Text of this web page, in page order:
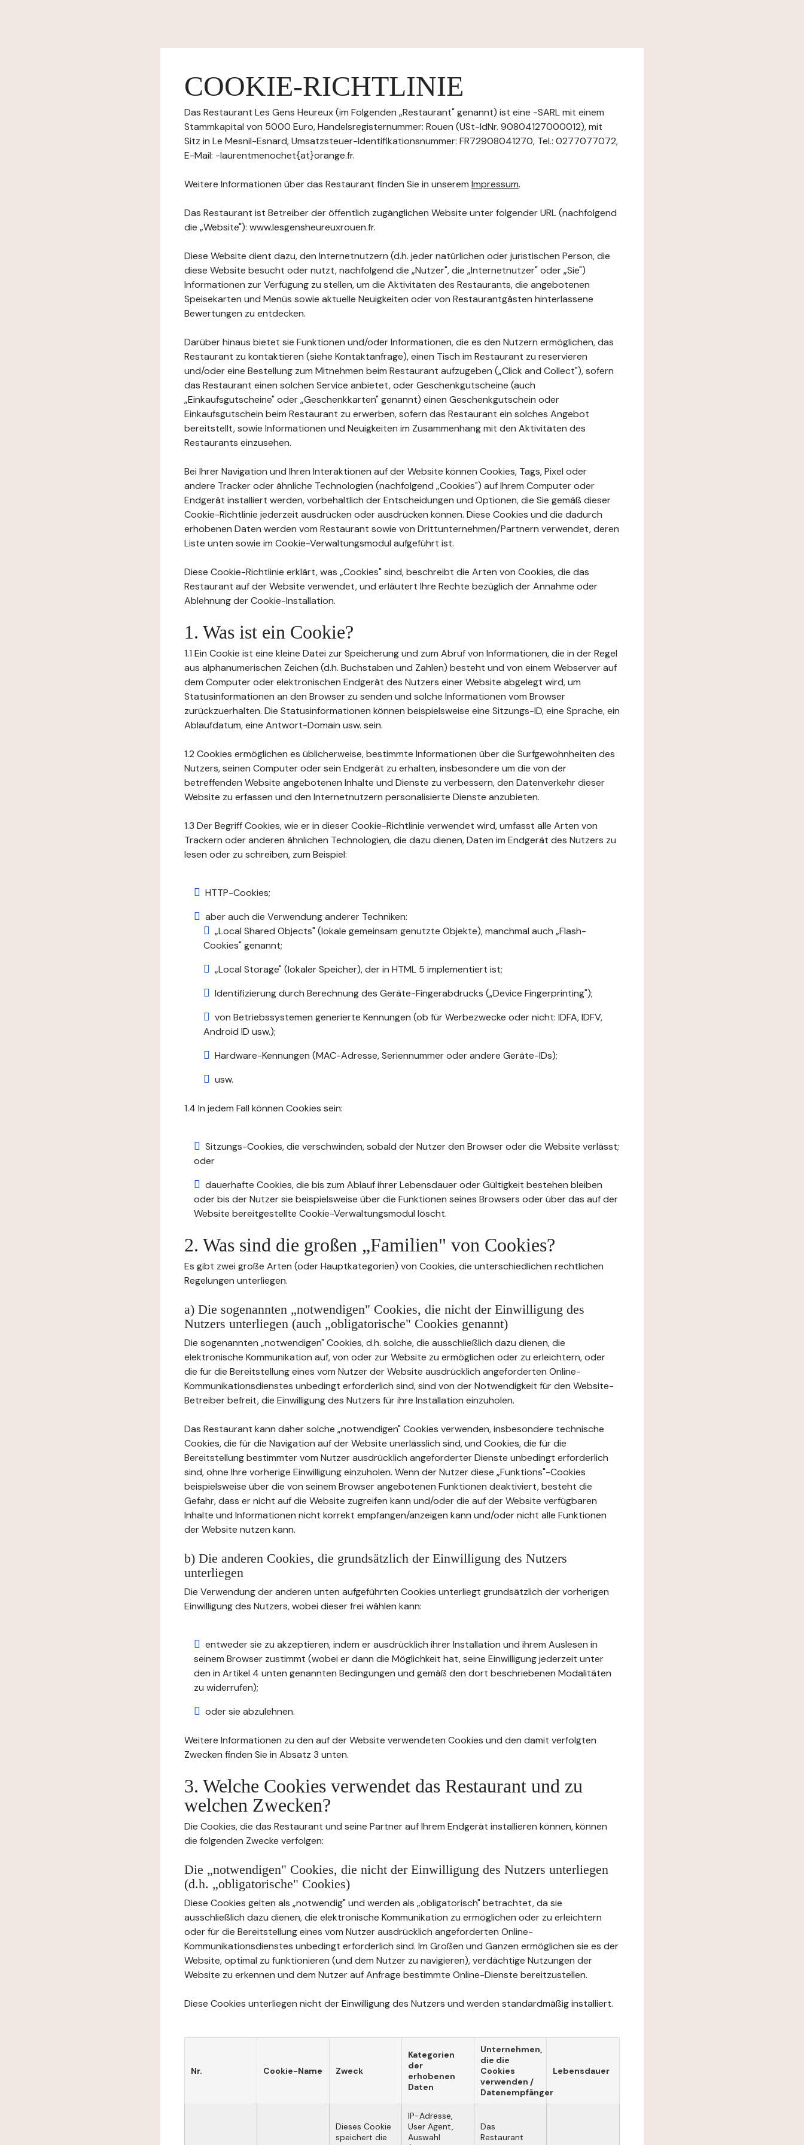
COOKIE-RICHTLINIE
Das Restaurant Les Gens Heureux (im Folgenden „Restaurant" genannt) ist eine -SARL mit einem
Stammkapital von 5000 Euro, Handelsregisternummer: Rouen (USt-IdNr. 90804127000012), mit
Sitz in Le Mesnil-Esnard, Umsatzsteuer-Identifikationsnummer: FR72908041270, Tel.: 0277077072,
E-Mail: -laurentmenochet{at}orange.fr.
Weitere Informationen über das Restaurant finden Sie in unserem Impressum.
Das Restaurant ist Betreiber der öffentlich zugänglichen Website unter folgender URL (nachfolgend
die „Website"): www.lesgensheureuxrouen.fr.
Diese Website dient dazu, den Internetnutzern (d.h. jeder natürlichen oder juristischen Person, die
diese Website besucht oder nutzt, nachfolgend die „Nutzer", die „Internetnutzer" oder „Sie")
Informationen zur Verfügung zu stellen, um die Aktivitäten des Restaurants, die angebotenen
Speisekarten und Menüs sowie aktuelle Neuigkeiten oder von Restaurantgästen hinterlassene
Bewertungen zu entdecken.
Darüber hinaus bietet sie Funktionen und/oder Informationen, die es den Nutzern ermöglichen, das
Restaurant zu kontaktieren (siehe Kontaktanfrage), einen Tisch im Restaurant zu reservieren
und/oder eine Bestellung zum Mitnehmen beim Restaurant aufzugeben („Click and Collect"), sofern
das Restaurant einen solchen Service anbietet, oder Geschenkgutscheine (auch
„Einkaufsgutscheine" oder „Geschenkkarten" genannt) einen Geschenkgutschein oder
Einkaufsgutschein beim Restaurant zu erwerben, sofern das Restaurant ein solches Angebot
bereitstellt, sowie Informationen und Neuigkeiten im Zusammenhang mit den Aktivitäten des
Restaurants einzusehen.
Bei Ihrer Navigation und Ihren Interaktionen auf der Website können Cookies, Tags, Pixel oder
andere Tracker oder ähnliche Technologien (nachfolgend „Cookies") auf Ihrem Computer oder
Endgerät installiert werden, vorbehaltlich der Entscheidungen und Optionen, die Sie gemäß dieser
Cookie-Richtlinie jederzeit ausdrücken oder ausdrücken können. Diese Cookies und die dadurch
erhobenen Daten werden vom Restaurant sowie von Drittunternehmen/Partnern verwendet, deren
Liste unten sowie im Cookie-Verwaltungsmodul aufgeführt ist.
Diese Cookie-Richtlinie erklärt, was „Cookies" sind, beschreibt die Arten von Cookies, die das
Restaurant auf der Website verwendet, und erläutert Ihre Rechte bezüglich der Annahme oder
Ablehnung der Cookie-Installation.
1. Was ist ein Cookie?
1.1 Ein Cookie ist eine kleine Datei zur Speicherung und zum Abruf von Informationen, die in der Regel
aus alphanumerischen Zeichen (d.h. Buchstaben und Zahlen) besteht und von einem Webserver auf
dem Computer oder elektronischen Endgerät des Nutzers einer Website abgelegt wird, um
Statusinformationen an den Browser zu senden und solche Informationen vom Browser
zurückzuerhalten. Die Statusinformationen können beispielsweise eine Sitzungs-ID, eine Sprache, ein
Ablaufdatum, eine Antwort-Domain usw. sein.
1.2 Cookies ermöglichen es üblicherweise, bestimmte Informationen über die Surfgewohnheiten des
Nutzers, seinen Computer oder sein Endgerät zu erhalten, insbesondere um die von der
betreffenden Website angebotenen Inhalte und Dienste zu verbessern, den Datenverkehr dieser
Website zu erfassen und den Internetnutzern personalisierte Dienste anzubieten.
1.3 Der Begriff Cookies, wie er in dieser Cookie-Richtlinie verwendet wird, umfasst alle Arten von
Trackern oder anderen ähnlichen Technologien, die dazu dienen, Daten im Endgerät des Nutzers zu
lesen oder zu schreiben, zum Beispiel:
HTTP-Cookies;
aber auch die Verwendung anderer Techniken:
„Local Shared Objects" (lokale gemeinsam genutzte Objekte), manchmal auch „Flash-
Cookies" genannt;
„Local Storage" (lokaler Speicher), der in HTML 5 implementiert ist;
Identifizierung durch Berechnung des Geräte-Fingerabdrucks („Device Fingerprinting");
von Betriebssystemen generierte Kennungen (ob für Werbezwecke oder nicht: IDFA, IDFV,
Android ID usw.);
Hardware-Kennungen (MAC-Adresse, Seriennummer oder andere Geräte-IDs);
usw.
1.4 In jedem Fall können Cookies sein:
Sitzungs-Cookies, die verschwinden, sobald der Nutzer den Browser oder die Website verlässt;
oder
dauerhafte Cookies, die bis zum Ablauf ihrer Lebensdauer oder Gültigkeit bestehen bleiben
oder bis der Nutzer sie beispielsweise über die Funktionen seines Browsers oder über das auf der
Website bereitgestellte Cookie-Verwaltungsmodul löscht.
2. Was sind die großen „Familien" von Cookies?
Es gibt zwei große Arten (oder Hauptkategorien) von Cookies, die unterschiedlichen rechtlichen
Regelungen unterliegen.
a) Die sogenannten „notwendigen" Cookies, die nicht der Einwilligung des
Nutzers unterliegen (auch „obligatorische" Cookies genannt)
Die sogenannten „notwendigen" Cookies, d.h. solche, die ausschließlich dazu dienen, die
elektronische Kommunikation auf, von oder zur Website zu ermöglichen oder zu erleichtern, oder
die für die Bereitstellung eines vom Nutzer der Website ausdrücklich angeforderten Online-
Kommunikationsdienstes unbedingt erforderlich sind, sind von der Notwendigkeit für den Website-
Betreiber befreit, die Einwilligung des Nutzers für ihre Installation einzuholen.
Das Restaurant kann daher solche „notwendigen" Cookies verwenden, insbesondere technische
Cookies, die für die Navigation auf der Website unerlässlich sind, und Cookies, die für die
Bereitstellung bestimmter vom Nutzer ausdrücklich angeforderter Dienste unbedingt erforderlich
sind, ohne Ihre vorherige Einwilligung einzuholen. Wenn der Nutzer diese „Funktions"-Cookies
beispielsweise über die von seinem Browser angebotenen Funktionen deaktiviert, besteht die
Gefahr, dass er nicht auf die Website zugreifen kann und/oder die auf der Website verfügbaren
Inhalte und Informationen nicht korrekt empfangen/anzeigen kann und/oder nicht alle Funktionen
der Website nutzen kann.
b) Die anderen Cookies, die grundsätzlich der Einwilligung des Nutzers
unterliegen
Die Verwendung der anderen unten aufgeführten Cookies unterliegt grundsätzlich der vorherigen
Einwilligung des Nutzers, wobei dieser frei wählen kann:
entweder sie zu akzeptieren, indem er ausdrücklich ihrer Installation und ihrem Auslesen in
seinem Browser zustimmt (wobei er dann die Möglichkeit hat, seine Einwilligung jederzeit unter
den in Artikel 4 unten genannten Bedingungen und gemäß den dort beschriebenen Modalitäten
zu widerrufen);
oder sie abzulehnen.
Weitere Informationen zu den auf der Website verwendeten Cookies und den damit verfolgten
Zwecken finden Sie in Absatz 3 unten.
3. Welche Cookies verwendet das Restaurant und zu
welchen Zwecken?
Die Cookies, die das Restaurant und seine Partner auf Ihrem Endgerät installieren können, können
die folgenden Zwecke verfolgen:
Die „notwendigen" Cookies, die nicht der Einwilligung des Nutzers unterliegen
(d.h. „obligatorische" Cookies)
Diese Cookies gelten als „notwendig" und werden als „obligatorisch" betrachtet, da sie
ausschließlich dazu dienen, die elektronische Kommunikation zu ermöglichen oder zu erleichtern
oder für die Bereitstellung eines vom Nutzer ausdrücklich angeforderten Online-
Kommunikationsdienstes unbedingt erforderlich sind. Im Großen und Ganzen ermöglichen sie es der
Website, optimal zu funktionieren (und dem Nutzer zu navigieren), verdächtige Nutzungen der
Website zu erkennen und dem Nutzer auf Anfrage bestimmte Online-Dienste bereitzustellen.
Diese Cookies unterliegen nicht der Einwilligung des Nutzers und werden standardmäßig installiert.
Nr. Cookie-Name Zweck
Kategorien
der
erhobenen
Daten
Unternehmen,
die die
Cookies
verwenden /
Datenempfänger
Lebensdauer
Dieses Cookie
speichert die
IP-Adresse,
User Agent,
Auswahl
Das
Restaurant